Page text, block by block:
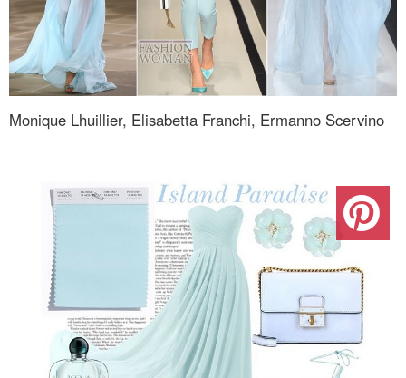
Monique Lhuillier, Elisabetta Franchi, Ermanno Scervino